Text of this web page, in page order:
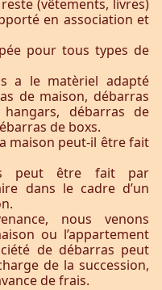
(vêtements, livres)
en association et
pour tous types de
a le matèriel adapté
de maison, débarras
hangars, débarras de
de boxs.
maison peut-il être fait
peut être fait par
dans le cadre d’un
nous venons
ou l’appartement
de débarras peut
de la succession,
de frais.